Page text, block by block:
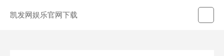
凯发网娱乐官网下载